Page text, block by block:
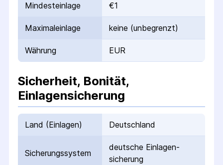
Mindesteinlage €1
Maximaleinlage keine (unbegrenzt)
Währung EUR
Sicherheit, Bonität,
Einlagensicherung
Land (Einlagen) Deutschland
Sicherungs­system
deutsche Einlagen­
sicherung